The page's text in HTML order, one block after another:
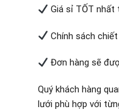
Giá sỉ TỐT nhất
Chính sách
Đơn hàng sẽ
Quý khách hàng
lưới phù hợp với